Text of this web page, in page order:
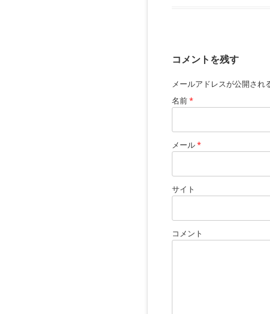
コメントを残す
メールアドレスが公開され
名前*
メール*
サイト
コメント